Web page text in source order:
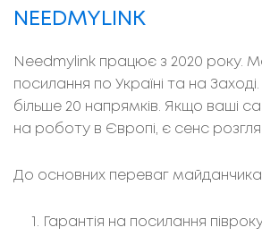
NEEDMYLINK
Needmylink працює з 2020 року.
посилання по Україні та на
більше 20 напрямків. Якщо ваші
на роботу в Європі, є сенс
До основних переваг майданчика
Гарантія на посилання